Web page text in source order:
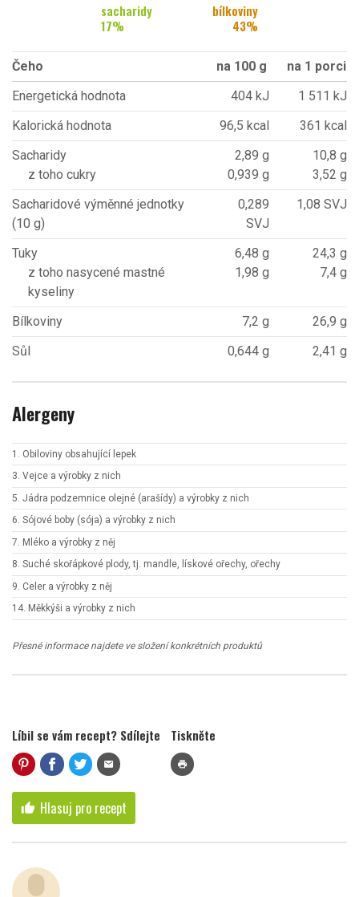
sacharidy
17%
bílkoviny
43%
Čeho na 100 g
na 1 porci
Energetická hodnota
404 kJ
1 511 kJ
Kalorická hodnota
96,5 kcal
361 kcal
Sacharidy
z toho cukry
2,89 g
0,939 g
10,8 g
3,52 g
Sacharidové výměnné jednotky
(10 g)
0,289
SVJ
1,08 SVJ
Tuky
z toho nasycené mastné
kyseliny
6,48 g
1,98 g
24,3 g
7,4 g
Bílkoviny 7,2 g
26,9 g
Sůl
0,644 g 2,41 g
Alergeny
1. Obiloviny obsahující lepek
3. Vejce a výrobky z nich
5. Jádra podzemnice olejné (arašídy) a výrobky z nich
6. Sójové boby (sója) a výrobky z nich
7. Mléko a výrobky z něj
8. Suché skořápkové plody, tj. mandle, lískové ořechy, ořechy
9. Celer a výrobky z něj
14. Měkkýši a výrobky z nich
Přesné informace najdete ve složení konkrétních produktů
Líbil se vám recept? Sdílejte
mail
Tiskněte
print
thumb_up Hlasuj pro recept